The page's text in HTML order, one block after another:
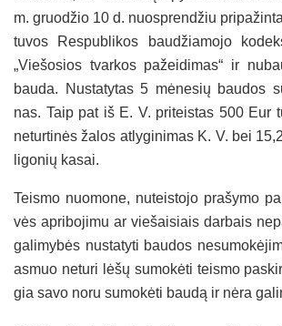
m. gruo­džio 10 d. nuo­spren­džiu
tu­vos Res­pub­li­kos bau­džia­mo­jo
„Vie­šo­sios tvar­kos pa­žei­di­mas“ ir
bau­da. Nus­ta­ty­tas 5 mė­ne­sių bau­dos
nas. Taip pat iš E. V. pri­teis­tas 500 Eur
ne­tur­ti­nės ža­los at­ly­gi­ni­mas K. V. bei
li­go­nių ka­sai.
Teis­mo nuo­mo­ne, nu­teis­to­jo pra­šy­mo
vės ap­ri­bo­ji­mu ar vie­šai­siais dar­bais
ga­li­my­bės nu­sta­ty­ti bau­dos
as­muo ne­tu­ri lė­šų su­mo­kė­ti teis­mo
gia sa­vo no­ru su­mo­kė­ti bau­dą ir nė­ra